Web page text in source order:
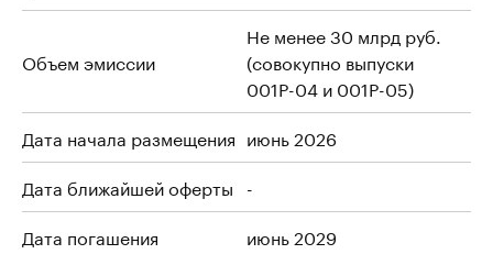
Объем эмиссии
Не менее 30 млрд руб.
(совокупно выпуски
001Р-04 и 001Р-05)
Дата начала размещения июнь 2026
Дата ближайшей оферты -
Дата погашения
июнь 2029